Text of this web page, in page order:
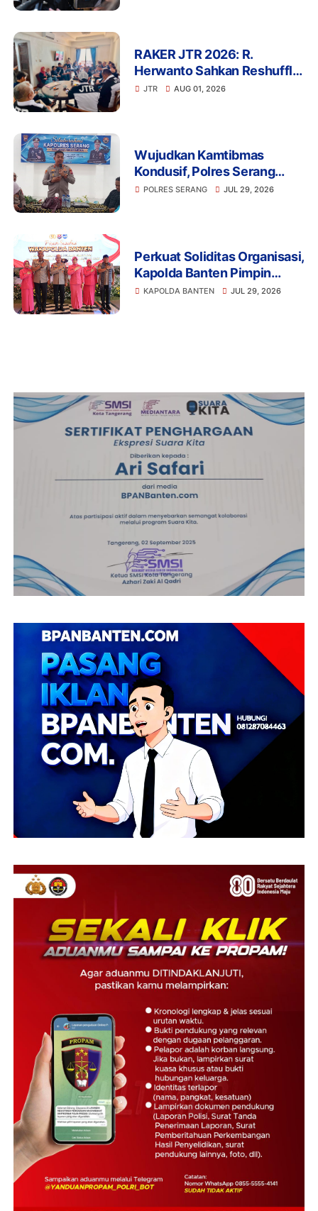
RAKER JTR 2026: R.
Herwanto Sahkan Reshuffle
Pengurus dan Tegaskan
JTR AUG 01, 2026
Wujudkan Kamtibmas
Kondusif, Polres Serang
Gelar Silaturahmi Strategis
POLRES SERANG JUL 29, 2026
Perkuat Soliditas Organisasi,
Kapolda Banten Pimpin
Pisah Sambut Wakapolda
KAPOLDA BANTEN JUL 29, 2026